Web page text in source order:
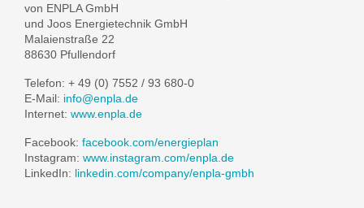
von ENPLA GmbH
und Joos Energietechnik GmbH
Malaienstraße 22
88630 Pfullendorf
Telefon: + 49 (0) 7552 / 93 680-0
E-Mail: info@enpla.de
Internet: www.enpla.de
Facebook: facebook.com/energieplan
Instagram: www.instagram.com/enpla.de
LinkedIn: linkedin.com/company/enpla-gmbh